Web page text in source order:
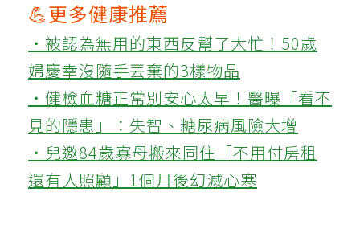
💪更多健康推薦
‧被認為無用的東西反幫了大忙！50歲
婦慶幸沒隨手丟棄的3樣物品
‧健檢血糖正常別安心太早！醫曝「看不
見的隱患」：失智、糖尿病風險大增
‧兒邀84歲寡母搬來同住「不用付房租
還有人照顧」1個月後幻滅心寒